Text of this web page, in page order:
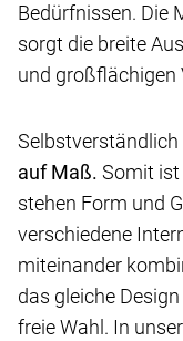
Bedürfnissen. Die
sorgt die breite
und großflächigen
Selbstverständlich
auf Maß. Somit ist
stehen Form und
verschiedene
miteinander
das gleiche
freie Wahl. In